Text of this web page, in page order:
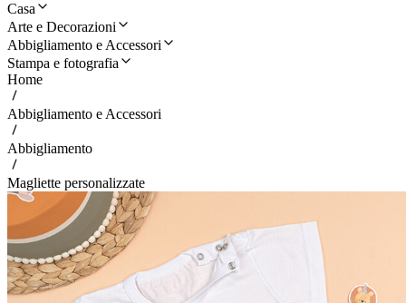
Casa
Arte e Decorazioni
Abbigliamento e Accessori
Stampa e fotografia
Home
Abbigliamento e Accessori
Abbigliamento
Magliette personalizzate